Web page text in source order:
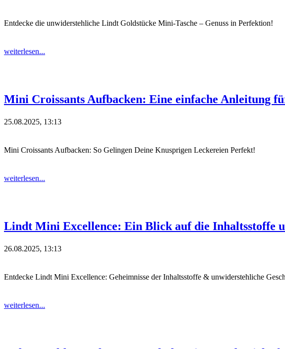
Entdecke die unwiderstehliche Lindt Goldstücke Mini-Tasche – Genuss in Perfektion!
weiterlesen...
Mini Croissants Aufbacken: Eine einfache Anleitung
25.08.2025, 13:13
Mini Croissants Aufbacken: So Gelingen Deine Knusprigen Leckereien Perfekt!
weiterlesen...
Lindt Mini Excellence: Ein Blick auf die Inhaltsstoffe
26.08.2025, 13:13
Entdecke Lindt Mini Excellence: Geheimnisse der Inhaltsstoffe & unwiderstehliche
weiterlesen...